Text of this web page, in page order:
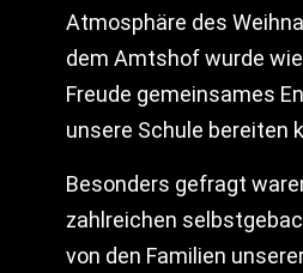
Atmosphäre des
dem Amtshof wurde
Freude gemeinsames
unsere Schule bereiten
Besonders gefragt
zahlreichen
von den Familien